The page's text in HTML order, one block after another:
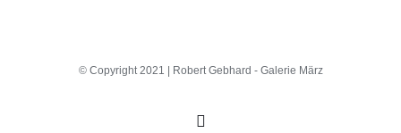
© Copyright 2021 | Robert Gebhard - Galerie März